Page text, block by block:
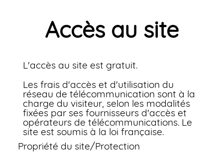
Accès au site
L'accès au site est gratuit.
Les frais d'accès et d'utilisation du
réseau de télécommunication sont à la
charge du visiteur, selon les modalités
fixées par ses fournisseurs d'accès et
opérateurs de télécommunications. Le
site est soumis à la loi française.
Propriété du site/Protection